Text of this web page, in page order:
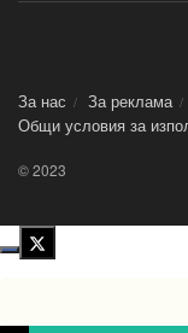
За нас За реклама
Общи условия за
© 2023